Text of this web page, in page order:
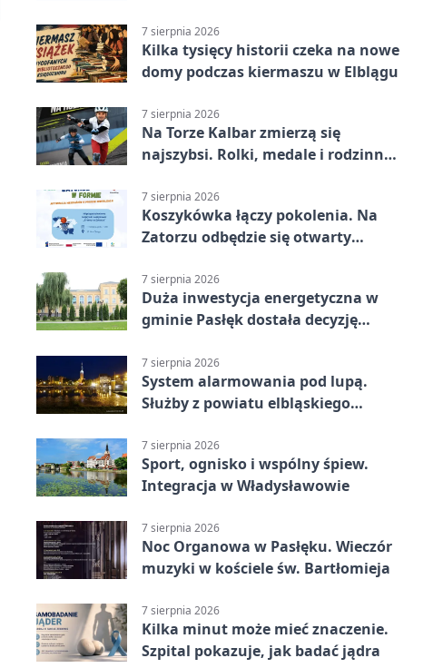
7 sierpnia 2026
Kilka tysięcy historii czeka na nowe
domy podczas kiermaszu w Elblągu
7 sierpnia 2026
Na Torze Kalbar zmierzą się
najszybsi. Rolki, medale i rodzinna
7 sierpnia 2026
Koszykówka łączy pokolenia. Na
Zatorzu odbędzie się otwarty
7 sierpnia 2026
Duża inwestycja energetyczna w
gminie Pasłęk dostała decyzję
7 sierpnia 2026
System alarmowania pod lupą.
Służby z powiatu elbląskiego
7 sierpnia 2026
Sport, ognisko i wspólny śpiew.
Integracja w Władysławowie
7 sierpnia 2026
Noc Organowa w Pasłęku. Wieczór
muzyki w kościele św. Bartłomieja
7 sierpnia 2026
Kilka minut może mieć znaczenie.
Szpital pokazuje, jak badać jądra